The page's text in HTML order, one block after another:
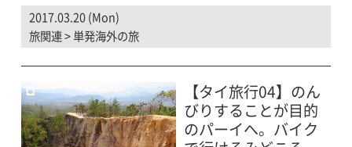
2017.03.20 (Mon)
旅関連>単発海外の旅
【タイ旅行04】のん
びりすることが目的
のパーイへ。バイク